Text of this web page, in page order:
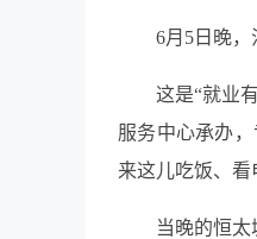
6月5日晚
这是“就业
服务中心承办
来这儿吃饭、看
当晚的恒